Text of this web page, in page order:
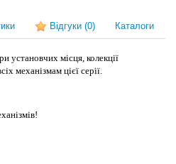
Відгуки (0) Каталоги
установчих місця, колекції
механізмам цієї серії.